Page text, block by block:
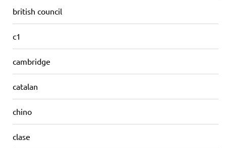
british council
c1
cambridge
catalan
chino
clase